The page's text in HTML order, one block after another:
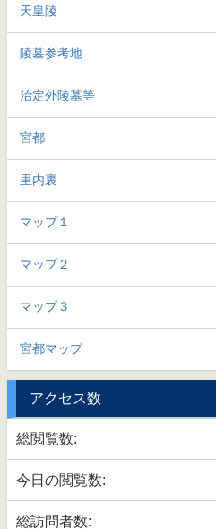
天皇陵
陵墓参考地
治定外陵墓等
宮都
里内裏
マップ１
マップ２
マップ３
宮都マップ
アクセス数
総閲覧数:
今日の閲覧数:
総訪問者数: